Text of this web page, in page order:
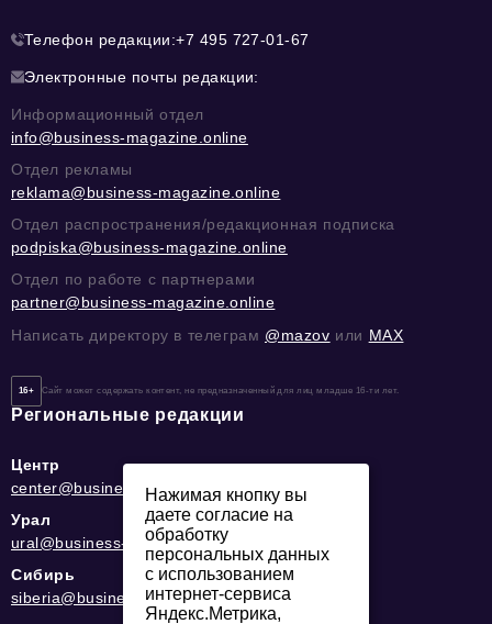
Телефон редакции:+7 495 727-01-67
Электронные почты редакции:
Информационный отдел
info@business-magazine.online
Отдел рекламы
reklama@business-magazine.online
Отдел распространения/редакционная подписка
podpiska@business-magazine.online
Отдел по работе с партнерами
partner@business-magazine.online
Написать директору в телеграм @mazov или MAX
16+ Сайт может содержать контент, не предназначенный для лиц младше 16-ти лет.
Региональные редакции
Центр
center@business-magazine.online
Урал
ural@business-magazine.online
Сибирь
siberia@business-magazine.online
Нажимая кнопку вы
даете согласие на
обработку
персональных данных
с использованием
интернет-сервиса
Яндекс.Метрика,